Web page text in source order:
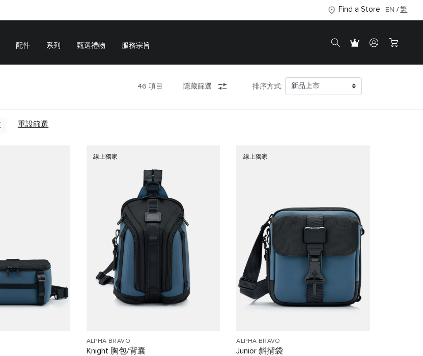
Find a Store EN 繁
配件 系列 甄選禮物 服務宗旨
46 項目 隱藏篩選 排序方式:
重設篩選
線上獨家
ALPHA BRAVO
Knight 胸包/背囊
線上獨家
ALPHA BRAVO
Junior 斜揹袋